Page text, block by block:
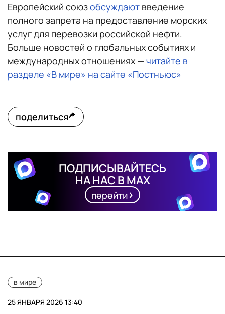
Европейский союзобсуждают введение
полного запрета на предоставление морских
услуг для перевозки российской нефти.
Больше новостей о глобальных событиях и
международных отношениях — читайте в
разделе «В мире» на сайте «Постньюс»
поделиться
ПОДПИСЫВАЙТЕСЬ
НА НАС В MAX
перейти
в мире
25 ЯНВАРЯ 2026 13:40